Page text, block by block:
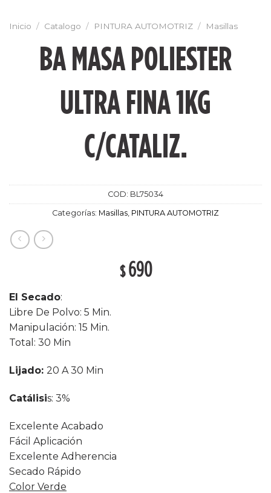
Inicio / Catalogo / PINTURA AUTOMOTRIZ / Masillas
BA MASA POLIESTER
ULTRA FINA 1KG
C/CATALIZ.
COD: BL75034
Categorías: Masillas PINTURA AUTOMOTRIZ
$ 690
El Secado:
Libre De Polvo: 5 Min.
Manipulación: 15 Min.
Total: 30 Min
LijADO: 20 A 30 Min
CatálisiS: 3%
Excelente Acabado
Fácil Aplicación
Excelente Adherencia
Secado Rápido
Color Verde